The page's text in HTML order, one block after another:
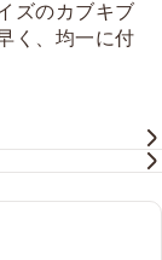
ズのカブキブ
く、均一に付